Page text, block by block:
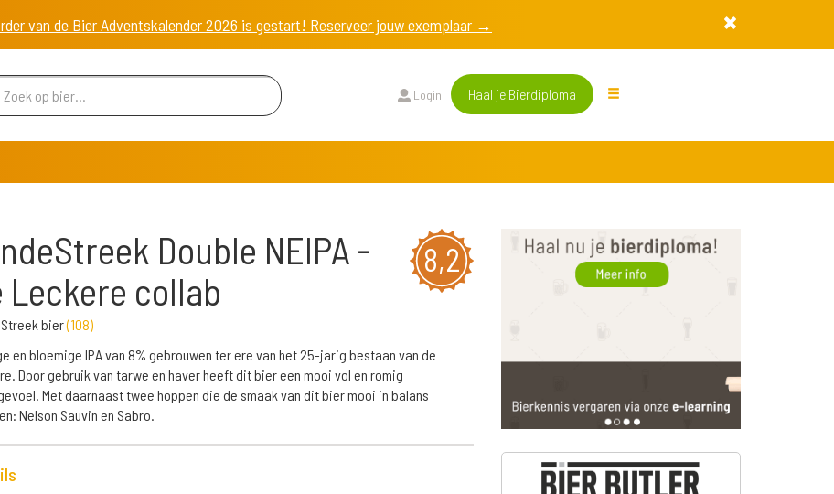
van de Bier Adventskalender 2026 is gestart! Reserveer jouw exemplaar →
Login Haal je Bierdiploma
8,2
Double NEIPA -
Leckere collab
bier(108)
en bloemige IPA van 8% gebrouwen ter ere van het 25-jarig bestaan van de
Door gebruik van tarwe en haver heeft dit bier een mooi vol en romig
Met daarnaast twee hoppen die de smaak van dit bier mooi in balans
Nelson Sauvin en Sabro.